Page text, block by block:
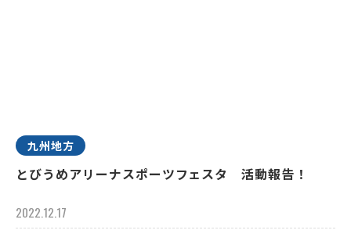
九州地方
とびうめアリーナスポーツフェスタ 活動報告！
2022.12.17